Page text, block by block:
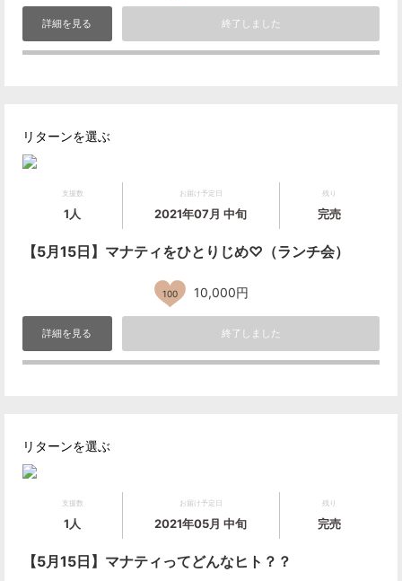
詳細を見る 終了しました
リターンを選ぶ
支援数
1人
お届け予定日
2021年07月 中旬
残り
完売
【5月15日】マナティをひとりじめ♡（ランチ会）
100 10,000円
詳細を見る 終了しました
リターンを選ぶ
支援数
1人
お届け予定日
2021年05月 中旬
残り
完売
【5月15日】マナティってどんなヒト？？